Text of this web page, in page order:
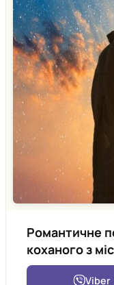
Романтичне
коханого з
Viber